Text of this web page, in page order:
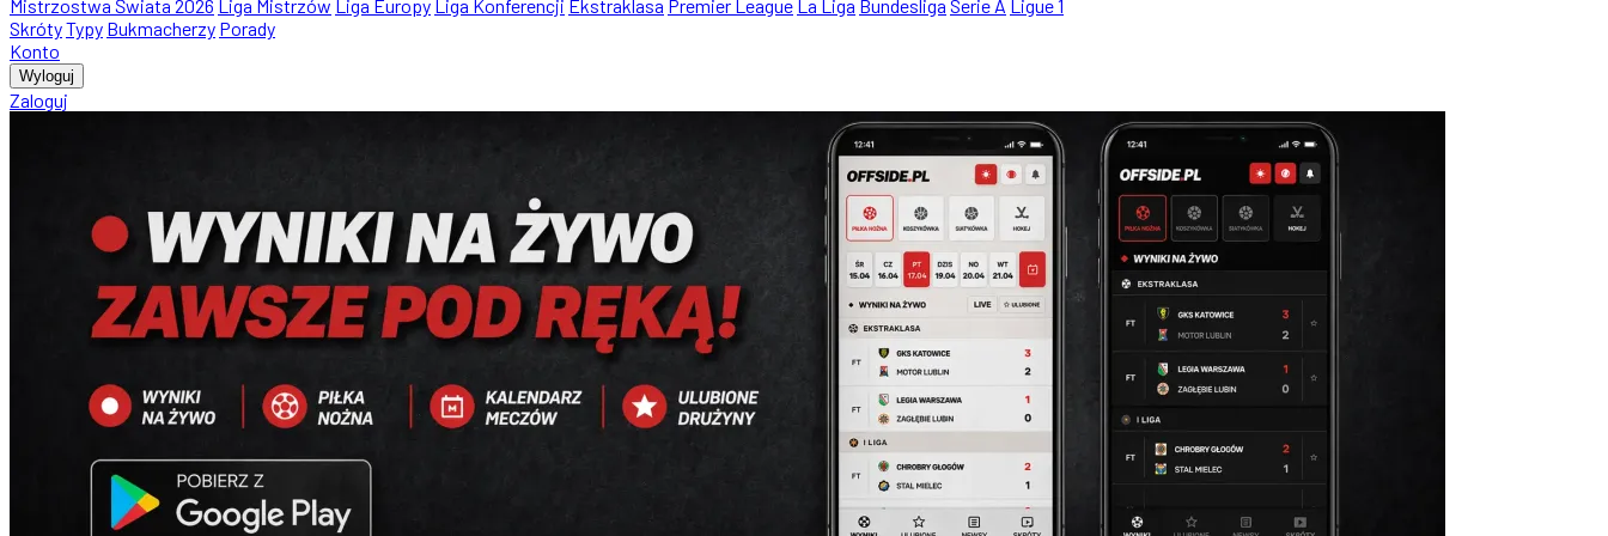
Mistrzostwa Świata 2026 Liga Mistrzów Liga Europy Liga Konferencji Ekstraklasa Premier League La Liga Bundesliga Serie A
Ligue 1
SkrótyTypy Bukmacherzy Porady
Konto
Wyloguj
Zaloguj